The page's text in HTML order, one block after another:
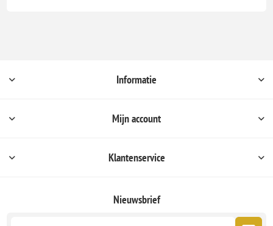
Informatie
Mijn account
Klantenservice
Nieuwsbrief